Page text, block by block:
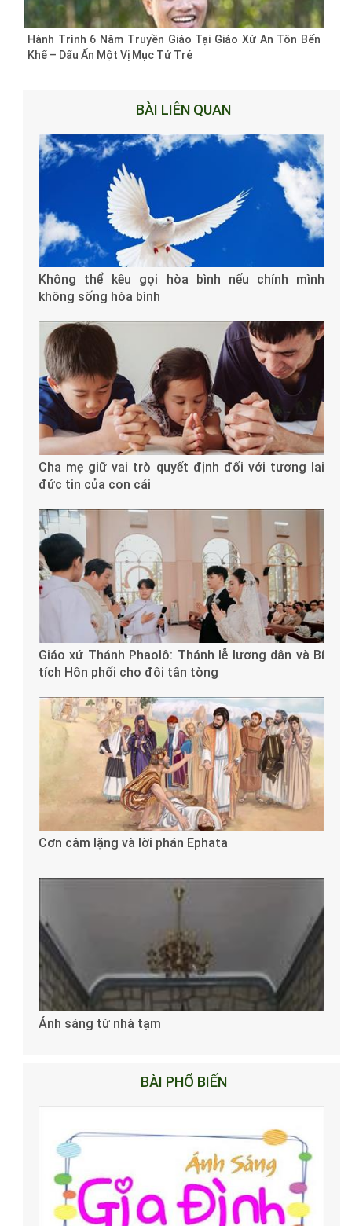
Hành Trình 6 Năm Truyền Giáo Tại Giáo Xứ An Tôn Bến
Khế – Dấu Ấn Một Vị Mục Tử Trẻ
BÀI LIÊN QUAN
Không thể kêu gọi hòa bình nếu chính mình
không sống hòa bình
Cha mẹ giữ vai trò quyết định đối với tương lai
đức tin của con cái
Giáo xứ Thánh Phaolô: Thánh lễ lương dân và Bí
tích Hôn phối cho đôi tân tòng
Cơn câm lặng và lời phán Ephata
Ánh sáng từ nhà tạm
BÀI PHỔ BIẾN